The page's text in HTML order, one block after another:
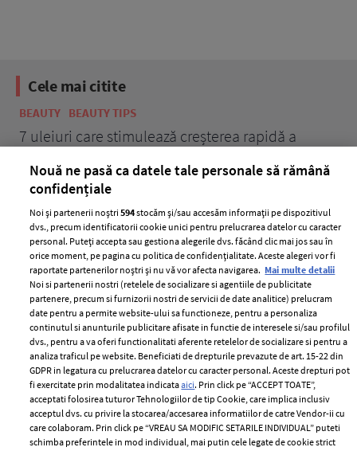
Cele mai citite
BEAUTY BEAUTY TIPS
7 uleiuri care stimulează creșterea rapidă a
ELLE Style Awards
2024
Despre ELLE
Romania
Contact
Abonamente
Termeni si conditii
Politica de
confidențialitate
Politica de cookies
Publicitate
Nouă ne pasă ca datele tale personale să rămână
confidențiale
Noi și partenerii noștri594stocăm și/sau accesăm informații pe dispozitivul
dvs., precum identificatorii cookie unici pentru prelucrarea datelor cu caracter
personal. Puteți accepta sau gestiona alegerile dvs. făcând clic mai jos sau în
orice moment, pe pagina cu politica de confidențialitate. Aceste alegeri vor fi
raportate partenerilor noștri și nu vă vor afecta navigarea. Mai multe detalii
Noi si partenerii nostri (retelele de socializare si agentiile de publicitate
partenere, precum si furnizorii nostri de servicii de date analitice) prelucram
date pentru a permite website-ului sa functioneze, pentru a personaliza
continutul si anunturile publicitare afisate in functie de interesele si/sau profilul
dvs., pentru a va oferi functionalitati aferente retelelor de socializare si pentru a
analiza traficul pe website. Beneficiati de drepturile prevazute de art. 15-22 din
GDPR in legatura cu prelucrarea datelor cu caracter personal. Aceste drepturi pot
fi exercitate prin modalitatea indicataaici. Prin click pe “ACCEPT TOATE”,
acceptati folosirea tuturor Tehnologiilor de tip Cookie, care implica inclusiv
acceptul dvs. cu privire la stocarea/accesarea informatiilor de catre Vendor-ii cu
care colaboram. Prin click pe “VREAU SA MODIFIC SETARILE INDIVIDUAL” puteti
schimba preferintele in mod individual, mai putin cele legate de cookie strict